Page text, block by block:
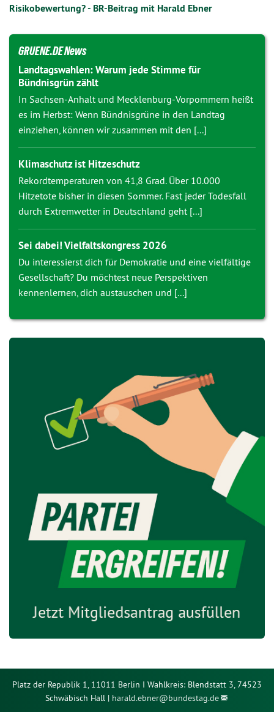
Risikobewertung? - BR-Beitrag mit Harald Ebner
GRUENE.DE News
Landtagswahlen: Warum jede Stimme für
Bündnisgrün zählt
In Sachsen-Anhalt und Mecklenburg-Vorpommern heißt
es im Herbst: Wenn Bündnisgrüne in den Landtag
einziehen, können wir zusammen mit den [...]
Klimaschutz ist Hitzeschutz
Rekordtemperaturen von 41,8 Grad. Über 10.000
Hitzetote bisher in diesen Sommer. Fast jeder Todesfall
durch Extremwetter in Deutschland geht [...]
Sei dabei! Vielfaltskongress 2026
Du interessierst dich für Demokratie und eine vielfältige
Gesellschaft? Du möchtest neue Perspektiven
kennenlernen, dich austauschen und [...]
Platz der Republik 1, 11011 Berlin I Wahlkreis: Blendstatt 3, 74523
Schwäbisch Hall | harald.ebner@bundestag.de